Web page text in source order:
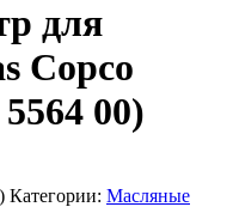
для
Copco
00)
Категории: Масляные